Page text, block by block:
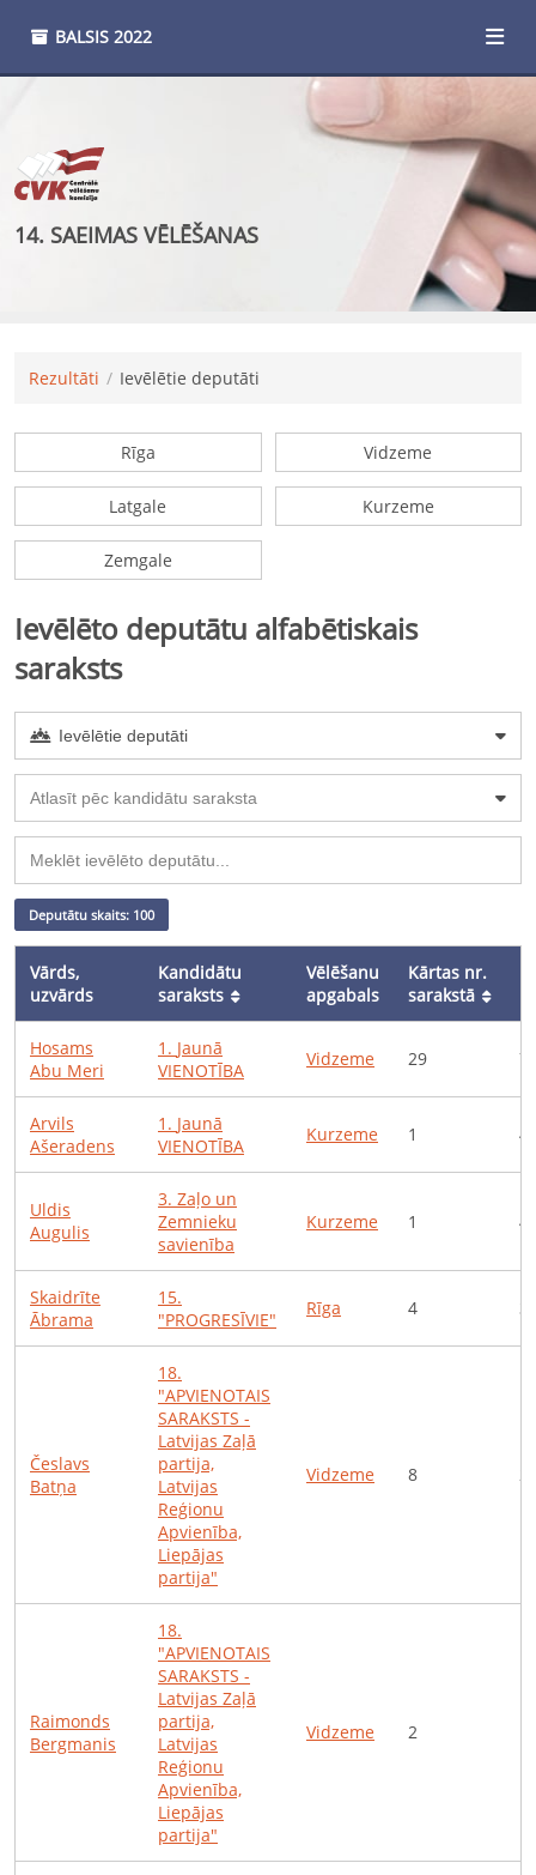
BALSIS 2022
14. SAEIMAS VĒLĒŠANAS
Rezultāti Ievēlētie deputāti
Rīga Vidzeme
Latgale Kurzeme
Zemgale
Ievēlēto deputātu alfabētiskais
saraksts
Ievēlētie deputāti
Atlasīt pēc kandidātu saraksta
Deputātu skaits: 100
Vārds,
uzvārds
Kandidātu
saraksts
Vēlēšanu
apgabals
Kārtas nr.
sarakstā
Hosams
Abu Meri
1 . Jaunā
VIENOTĪBA
Vidzeme 29 7
Arvils
Ašeradens
1 . Jaunā
VIENOTĪBA
Kurzeme 1 4
Uldis
Augulis
3. Zaļo un
Zemnieku
savienība
Kurzeme 1 4
Skaidrīte
Ābrama
15.
"PROGRESĪVIE"
Rīga 4 3
Česlavs
Batņa
18.
"APVIENOTAIS
SARAKSTS -
Latvijas Zaļā
partija,
Latvijas
Reģionu
Apvienība,
Liepājas
partija"
Vidzeme 8 2
Raimonds
Bergmanis
18.
"APVIENOTAIS
SARAKSTS -
Latvijas Zaļā
partija,
Latvijas
Reģionu
Apvienība,
Liepājas
partija"
Vidzeme 2